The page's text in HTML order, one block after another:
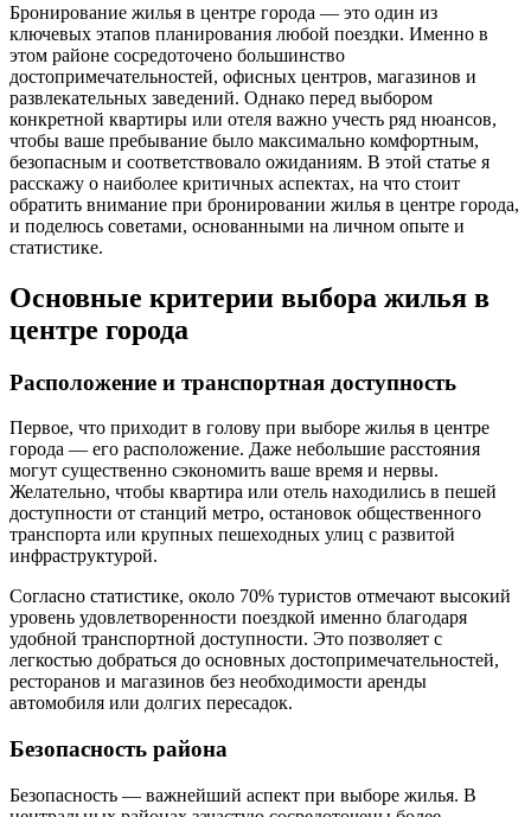
Бронирование жилья в центре города — это один из
ключевых этапов планирования любой поездки. Именно в
этом районе сосредоточено большинство
достопримечательностей, офисных центров, магазинов и
развлекательных заведений. Однако перед выбором
конкретной квартиры или отеля важно учесть ряд нюансов,
чтобы ваше пребывание было максимально комфортным,
безопасным и соответствовало ожиданиям. В этой статье я
расскажу о наиболее критичных аспектах, на что стоит
обратить внимание при бронировании жилья в центре города,
и поделюсь советами, основанными на личном опыте и
статистике.
Основные критерии выбора жилья в
центре города
Расположение и транспортная доступность
Первое, что приходит в голову при выборе жилья в центре
города — его расположение. Даже небольшие расстояния
могут существенно сэкономить ваше время и нервы.
Желательно, чтобы квартира или отель находились в пешей
доступности от станций метро, остановок общественного
транспорта или крупных пешеходных улиц с развитой
инфраструктурой.
Согласно статистике, около 70% туристов отмечают высокий
уровень удовлетворенности поездкой именно благодаря
удобной транспортной доступности. Это позволяет с
легкостью добраться до основных достопримечательностей,
ресторанов и магазинов без необходимости аренды
автомобиля или долгих пересадок.
Безопасность района
Безопасность — важнейший аспект при выборе жилья. В